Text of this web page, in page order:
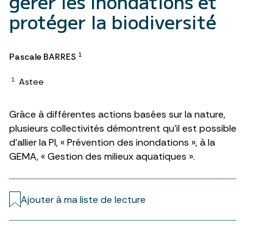
protéger la biodiversité
Pascale BARRES 1
1 Astee
Grâce à différentes actions basées sur la nature,
plusieurs collectivités démontrent qu’il est possible
d’allier la PI, « Prévention des inondations », à la
GEMA, « Gestion des milieux aquatiques ».
Ajouter à ma liste de lecture